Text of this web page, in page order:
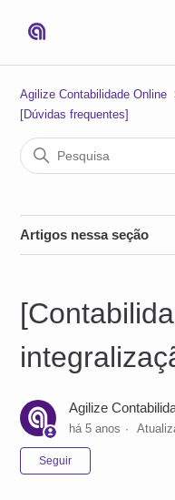
Agilize Contabilidade Online
[Dúvidas frequentes]
Artigos nessa seção
Agilize
há 5 anos
Seguir